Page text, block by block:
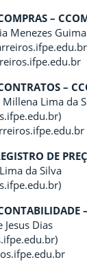
–
Menezes
–
Lima da
DE
da Silva
Dias